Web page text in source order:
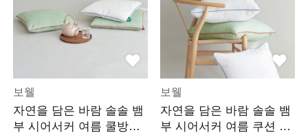
보웰
자연을 담은 바람 솔솔 뱀
부 시어서커 여름 쿨방석
보웰
자연을 담은 바람 솔솔 뱀
부 시어서커 여름 쿠션 50